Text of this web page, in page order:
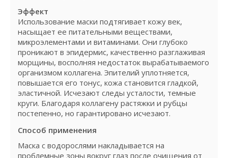
Эффект
Использование маски подтягивает кожу век,
насыщает ее питательными веществами,
микроэлементами и витаминами. Они глубоко
проникают в эпидермис, качественно разглаживая
морщины, восполняя недостаток вырабатываемого
организмом коллагена. Эпителий уплотняется,
повышается его тонус, кожа становится гладкой,
эластичной. Исчезают следы усталости, темные
круги. Благодаря коллагену растяжки и рубцы
постепенно, но гарантировано исчезают.
Способ применения
Маска с водорослями накладывается на
проблемные зоны вокруг глаз после очищения от